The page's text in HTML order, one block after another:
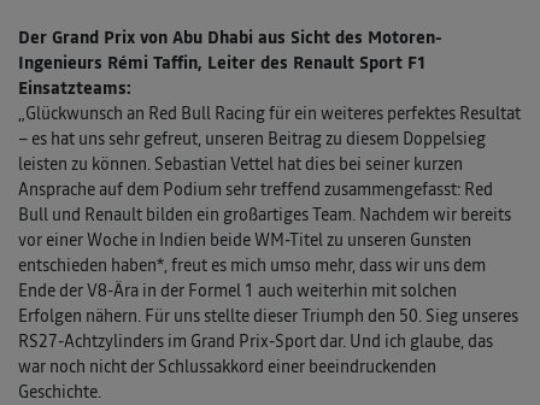
Der Grand Prix von Abu Dhabi aus Sicht des Motoren-
Ingenieurs Rémi Taffin, Leiter des Renault Sport F1
Einsatzteams:
„Glückwunsch an Red Bull Racing für ein weiteres perfektes Resultat
– es hat uns sehr gefreut, unseren Beitrag zu diesem Doppelsieg
leisten zu können. Sebastian Vettel hat dies bei seiner kurzen
Ansprache auf dem Podium sehr treffend zusammen­gefasst: Red
Bull und Renault bilden ein großartiges Team. Nachdem wir bereits
vor einer Woche in Indien beide WM-Titel zu unseren Gunsten
entschieden haben*, freut es mich umso mehr, dass wir uns dem
Ende der V8-Ära in der Formel 1 auch weiterhin mit solchen
Erfolgen nähern. Für uns stellte dieser Triumph den 50. Sieg unseres
RS27-Achtzylinders im Grand Prix-Sport dar. Und ich glaube, das
war noch nicht der Schlussakkord einer beeindruckenden
Geschichte.